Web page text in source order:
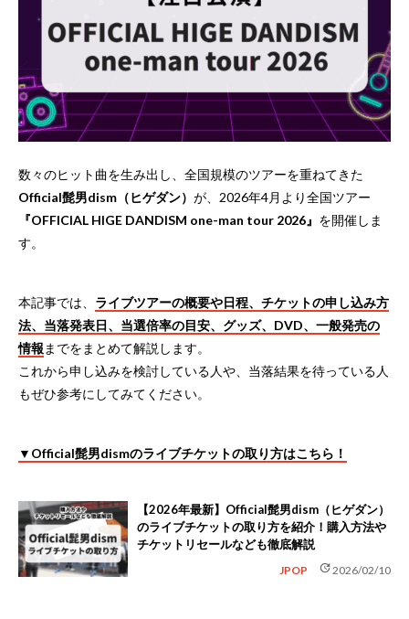
数々のヒット曲を生み出し、全国規模のツアーを重ねてきた
Official髭男dism（ヒゲダン） が、2026年4月より全国ツアー
『OFFICIAL HIGE DANDISM one-man tour 2026』 を開催しま
す。
本記事では、 ライブツアーの概要や日程、チケットの申し込み方
法、当落発表日、当選倍率の目安、グッズ、DVD、一般発売の
情報 までをまとめて解説します。
これから申し込みを検討している人や、当落結果を待っている人
もぜひ参考にしてみてください。
▼Official髭男dismのライブチケットの取り方はこちら！
【2026年最新】Official髭男dism（ヒゲダン）
のライブチケットの取り方を紹介！購入方法や
チケットリセールなども徹底解説
JPOP update2026/02/10